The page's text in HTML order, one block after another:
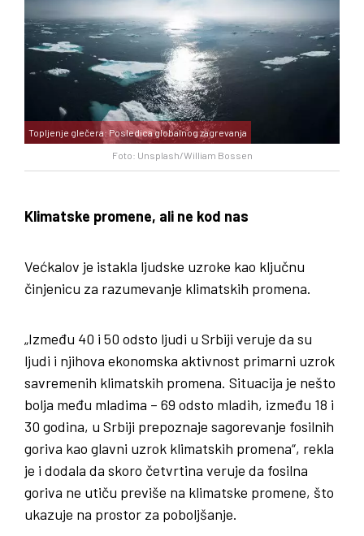
Foto: Unsplash/William Bossen
Topljenje glečera: Posledica globalnog zagrevanja
Klimatske promene, ali ne kod nas
Većkalov je istakla ljudske uzroke kao ključnu
činjenicu za razumevanje klimatskih promena.
„Između 40 i 50 odsto ljudi u Srbiji veruje da su
ljudi i njihova ekonomska aktivnost primarni uzrok
savremenih klimatskih promena. Situacija je nešto
bolja među mladima – 69 odsto mladih, između 18 i
30 godina, u Srbiji prepoznaje sagorevanje fosilnih
goriva kao glavni uzrok klimatskih promena“, rekla
je i dodala da skoro četvrtina veruje da fosilna
goriva ne utiču previše na klimatske promene, što
ukazuje na prostor za poboljšanje.